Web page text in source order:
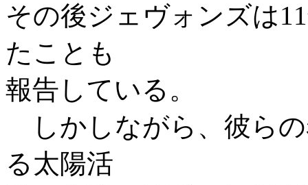
その後ジェヴォンズは
たことも
報告している。
しかしながら、彼ら
る太陽活